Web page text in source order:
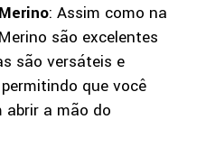
: Assim como na
são excelentes
são versáteis e
que você
abrir a mão do